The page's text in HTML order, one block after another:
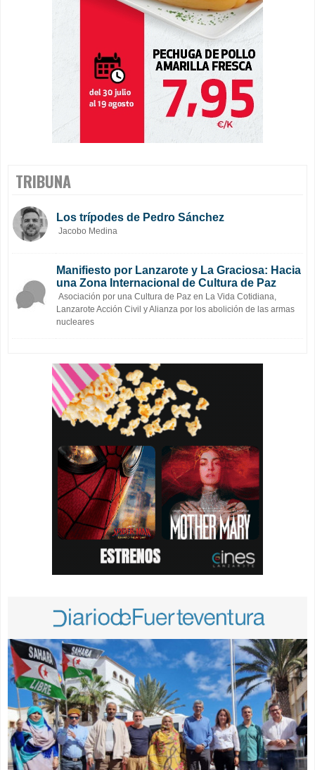
TRIBUNA
Los trípodes de Pedro Sánchez
Jacobo Medina
Manifiesto por Lanzarote y La Graciosa: Hacia
una Zona Internacional de Cultura de Paz
Asociación por una Cultura de Paz en La Vida Cotidiana,
Lanzarote Acción Civil y Alianza por los abolición de las armas
nucleares